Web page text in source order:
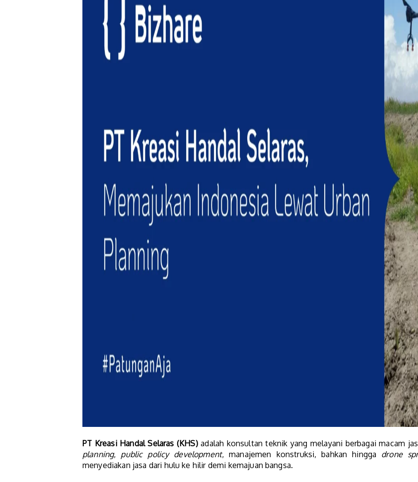
PT Kreasi Handal Selaras (KHS)adalah konsultan teknik yang melayani berbagai macam
planning, public policy development, manajemen konstruksi, bahkan hingga drone
menyediakan jasa dari hulu ke hilir demi kemajuan bangsa.